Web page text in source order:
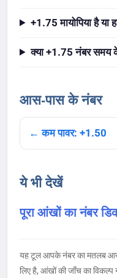
+1.75 मायोपिया है या
क्या +1.75 नंबर समय
आस-पास के नंबर
← कम पावर: +1.50
ये भी देखें
पूरा आंखों का नंबर
यह टूल आपके नंबर का मतलब
लिए है, आंखों की जाँच का विकल्प